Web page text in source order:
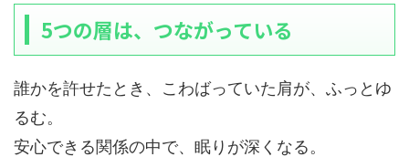
5つの層は、つながっている
誰かを許せたとき、こわばっていた肩が、ふっとゆ
るむ。
安心できる関係の中で、眠りが深くなる。